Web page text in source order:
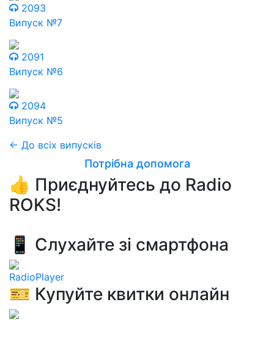
2093
Випуск №7
2091
Випуск №6
2094
Випуск №5
← До всіх випусків
Потрібна допомога
👍 Приєднуйтесь до Radio
ROKS!
📱 Слухайте зі смартфона
RadioPlayer
🎫 Купуйте квитки онлайн